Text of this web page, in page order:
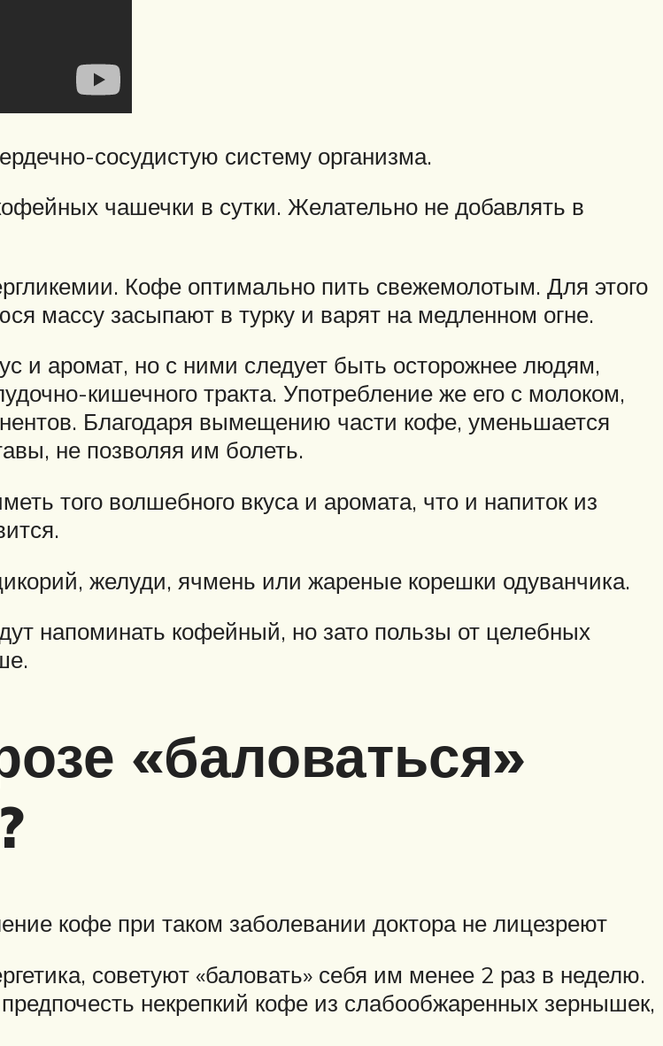
сосудистую систему организма.
чашечки в сутки. Желательно не добавлять в
Кофе оптимально пить свежемолотым. Для этого
массу засыпают в турку и варят на медленном огне.
и аромат, но с ними следует быть осторожнее людям,
кишечного тракта. Употребление же его с молоком,
Благодаря вымещению части кофе, уменьшается
не позволяя им болеть.
того волшебного вкуса и аромата, что и напиток из
желуди, ячмень или жареные корешки одуванчика.
напоминать кофейный, но зато пользы от целебных
«баловаться»
кофе при таком заболевании доктора не лицезреют
советуют «баловать» себя им менее 2 раз в неделю.
некрепкий кофе из слабообжаренных зернышек,